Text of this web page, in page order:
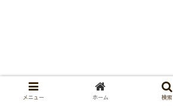
メニュー ホーム 検索